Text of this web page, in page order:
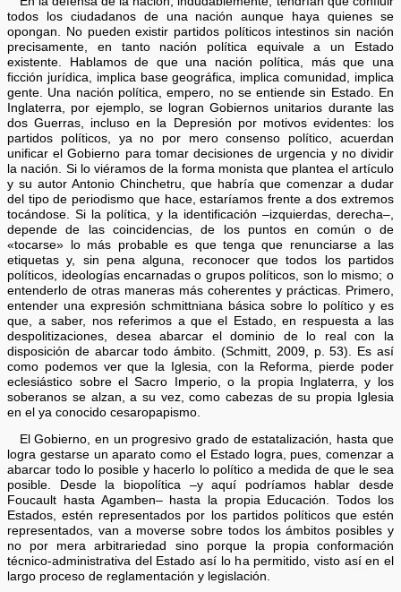
todos los ciudadanos de una nación aunque haya quienes se
opongan. No pueden existir partidos políticos intestinos sin nación
precisamente, en tanto nación política equivale a un Estado
existente. Hablamos de que una nación política, más que una
ficción jurídica, implica base geográfica, implica comunidad, implica
gente. Una nación política, empero, no se entiende sin Estado. En
Inglaterra, por ejemplo, se logran Gobiernos unitarios durante las
dos Guerras, incluso en la Depresión por motivos evidentes: los
partidos políticos, ya no por mero consenso político, acuerdan
unificar el Gobierno para tomar decisiones de urgencia y no dividir
la nación. Si lo viéramos de la forma monista que plantea el artículo
y su autor Antonio Chinchetru, que habría que comenzar a dudar
del tipo de periodismo que hace, estaríamos frente a dos extremos
tocándose. Si la política, y la identificación –izquierdas, derecha–,
depende de las coincidencias, de los puntos en común o de
«tocarse» lo más probable es que tenga que renunciarse a las
etiquetas y, sin pena alguna, reconocer que todos los partidos
políticos, ideologías encarnadas o grupos políticos, son lo mismo; o
entenderlo de otras maneras más coherentes y prácticas. Primero,
entender una expresión schmittniana básica sobre lo político y es
que, a saber, nos referimos a que el Estado, en respuesta a las
despolitizaciones, desea abarcar el dominio de lo real con la
disposición de abarcar todo ámbito. (Schmitt, 2009, p. 53). Es así
como podemos ver que la Iglesia, con la Reforma, pierde poder
eclesiástico sobre el Sacro Imperio, o la propia Inglaterra, y los
soberanos se alzan, a su vez, como cabezas de su propia Iglesia
en el ya conocido cesaropapismo.
El Gobierno, en un progresivo grado de estatalización, hasta que
logra gestarse un aparato como el Estado logra, pues, comenzar a
abarcar todo lo posible y hacerlo lo político a medida de que le sea
posible. Desde la biopolítica –y aquí podríamos hablar desde
Foucault hasta Agamben– hasta la propia Educación. Todos los
Estados, estén representados por los partidos políticos que estén
representados, van a moverse sobre todos los ámbitos posibles y
no por mera arbitrariedad sino porque la propia conformación
técnico-administrativa del Estado así lo ha permitido, visto así en el
largo proceso de reglamentación y legislación.